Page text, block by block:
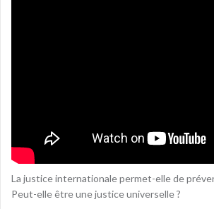
La justice internationale permet-elle de
Peut-elle être une justice universelle ?